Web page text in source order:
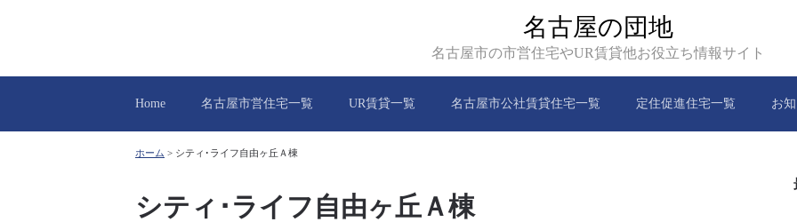
名古屋の団地
名古屋市の市営住宅やUR賃貸他お役立ち情報サイト
Home 名古屋市営住宅一覧 UR賃貸一覧 名古屋市公社賃貸住宅一覧 定住促進住宅一覧 お
ホーム > シティ･ライフ自由ヶ丘Ａ棟
シティ･ライフ自由ヶ丘Ａ棟